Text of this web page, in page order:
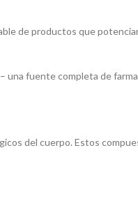
de productos que
– una fuente completa de
del cuerpo. Estos